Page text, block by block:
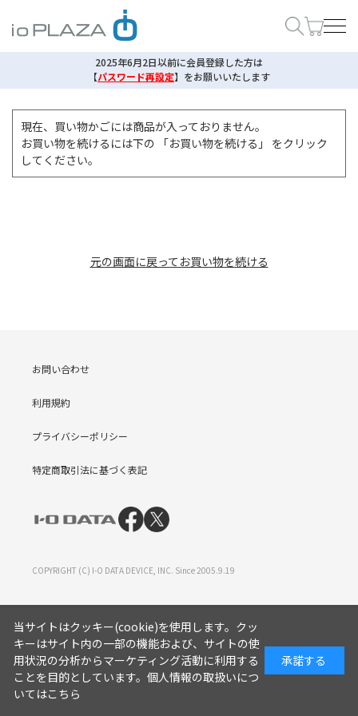
2025年6月2日以前に会員登録した方は
【パスワード再設定】 をお願いいたします
現在、買い物かごには商品が入っておりません。
お買い物を続けるには下の 「お買い物を続ける」 をクリック
してください。
元の画面に戻ってお買い物を続ける
お問い合わせ
利用規約
プライバシーポリシー
特定商取引法に基づく表記
COPYRIGHT (C) I-O DATA DEVICE, INC. Since 2005.9.19
当サイトはクッキー(cookie)を使用します。クッ
キーはサイト内の一部の機能および、サイトの使
用状況の分析からマーケティング活動に利用する
ことを目的としています。 個人情報の取扱いにつ
いてはこちら
承諾する